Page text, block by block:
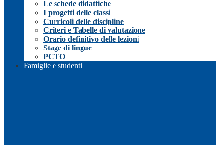
Le schede didattiche
I progetti delle classi
Curricoli delle discipline
Criteri e Tabelle di valutazione
Orario definitivo delle lezioni
Stage di lingue
PCTO
Famiglie e studenti